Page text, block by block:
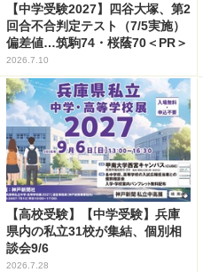
【中学受験2027】四谷大塚、第2
回合不合判定テスト（7/5実施）
偏差値…筑駒74・桜蔭70＜PR＞
2026.7.10
【高校受験】【中学受験】兵庫
県内の私立31校が集結、個別相
談会9/6
2026.7.28